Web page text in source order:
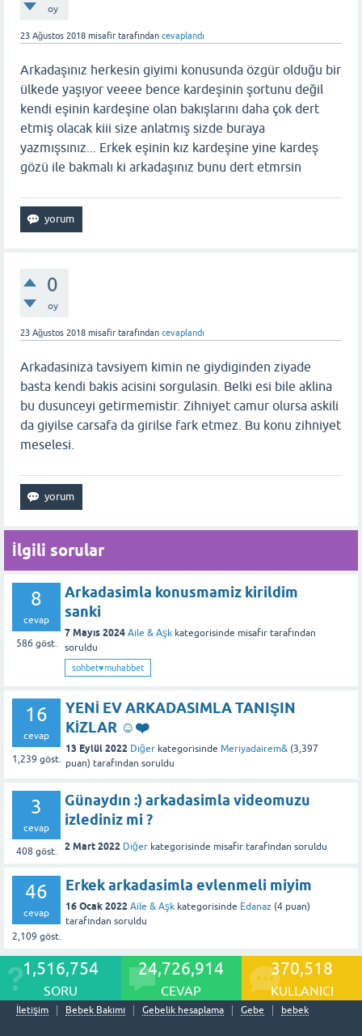
oy
23 Ağustos 2018 misafir tarafından cevaplandı
Arkadaşınız herkesin giyimi konusunda özgür olduğu bir
ülkede yaşıyor veeee bence kardeşinin şortunu değil
kendi eşinin kardeşine olan bakışlarını daha çok dert
etmiş olacak kiii size anlatmış sizde buraya
yazmışsınız... Erkek eşinin kız kardeşine yine kardeş
gözü ile bakmalı ki arkadaşınız bunu dert etmrsin
0
oy
23 Ağustos 2018 misafir tarafından cevaplandı
Arkadasiniza tavsiyem kimin ne giydiginden ziyade
basta kendi bakis acisini sorgulasin. Belki esi bile aklina
bu dusunceyi getirmemistir. Zihniyet camur olursa askili
da giyilse carsafa da girilse fark etmez. Bu konu zihniyet
meselesi.
İlgili sorular
8
cevap
586 göst.
Arkadasimla konusmamiz kirildim
sanki
7 Mayıs 2024 Aile & Aşk kategorisinde misafir tarafından
soruldu
sohbet♥️muhabbet
16
cevap
1,239 göst.
YENİ EV ARKADASIMLA TANIŞIN
KİZLAR ☺️❤️
13 Eylül 2022 Diğer kategorisinde Meriyadairem& (3,397
puan) tarafından soruldu
3
cevap
408 göst.
Günaydın :) arkadasimla videomuzu
izlediniz mi ?
2 Mart 2022 Diğer kategorisinde misafir tarafından soruldu
46
cevap
2,109 göst.
Erkek arkadasimla evlenmeli miyim
16 Ocak 2022 Aile & Aşk kategorisinde Edanaz (4 puan)
tarafından soruldu
1,516,754
SORU
24,726,914
CEVAP
370,518
KULLANICI
İletişim Bebek Bakımı Gebelik hesaplama Gebe bebek